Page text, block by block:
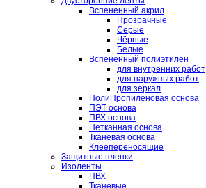
Вспененный акрил
Прозрачные
Серые
Чёрные
Белые
Вспененный полиэтилен
для внутренних работ
для наружных работ
для зеркал
ПолиПропиленовая основа
ПЭТ основа
ПВХ основа
Нетканная основа
Тканевая основа
Клеепереносящие
Защитные пленки
Изоленты
ПВХ
Тканевые